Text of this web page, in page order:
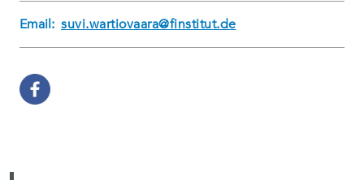
Email: suvi.wartiovaara@finstitut.de